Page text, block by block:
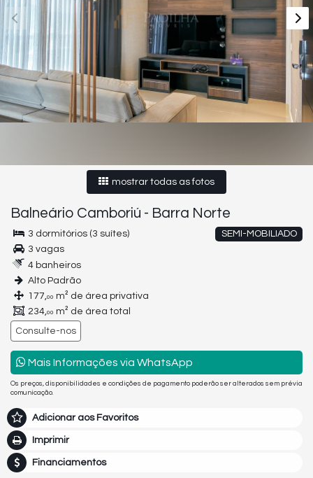
mostrar todas as fotos
Balneário Camboriú - Barra Norte
SEMI-MOBILIADO
3 dormitórios (3 suítes)
3 vagas
4 banheiros
Alto Padrão
177,00 m² de área privativa
234,00 m² de área total
Consulte-nos
Mais Informações via WhatsApp
Os preços, disponibilidades e condições de pagamento poderão ser alterados sem prévia
comunicação.
Adicionar aos Favoritos
Imprimir
Financiamentos